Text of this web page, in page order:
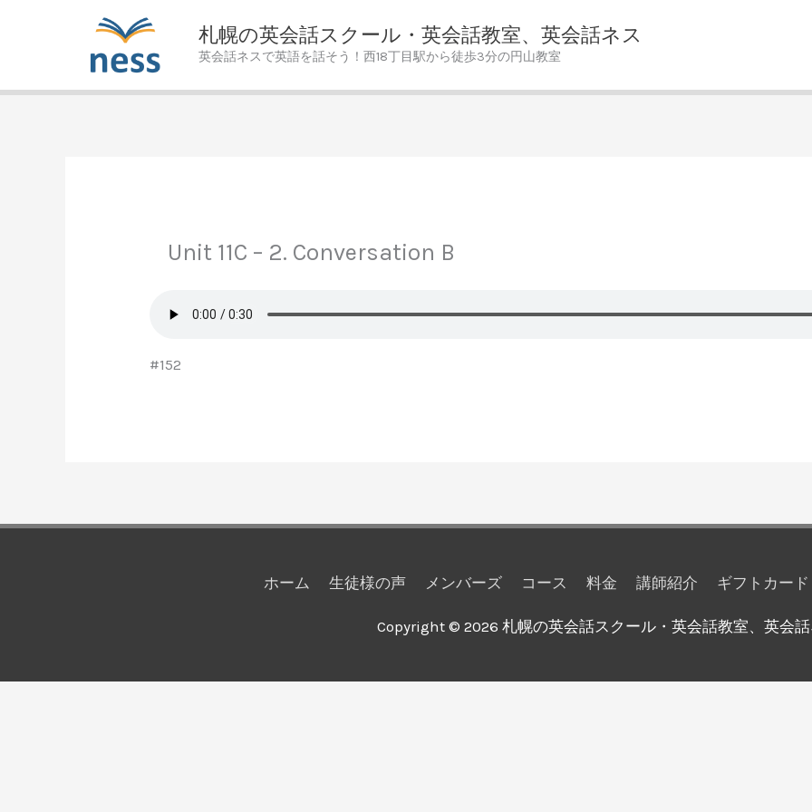
札幌の英会話スクール・英会話教室、英会話ネス
英会話ネスで英語を話そう！西18丁目駅から徒歩3分の円山教室
Unit 11C – 2. Conversation B
#152
ホーム 生徒様の声 メンバーズ コース 料金 講師紹介 ギフトカード
Copyright © 2026 札幌の英会話スクール・英会話教室、英会